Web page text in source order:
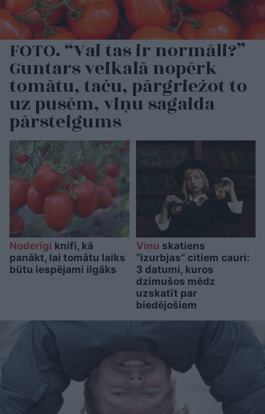
FOTO. “Vai tas ir normāli?”
Guntars veikalā nopērk
tomātu, taču, pārgriežot to
uz pusēm, viņu sagaida
pārsteigums
Noderīgi knifi, kā
panākt, lai tomātu laiks
būtu iespējami ilgāks
Viņu skatiens
“izurbjas” citiem cauri:
3 datumi, kuros
dzimušos mēdz
uzskatīt par
biedējošiem